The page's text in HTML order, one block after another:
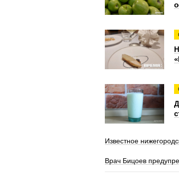
Известное
Врач Бицоев